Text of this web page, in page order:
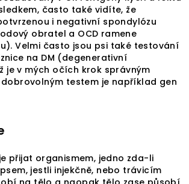
často také vidíte, že
i negativní spondylózu
obratel a OCD ramene
Velmi často jsou psi také testování
na DM (degenerativní
je v mých očích krok správným
dobrovolným testem je například gen
přijat organismem, jedno zda-li
jestli injekčně, nebo trávicím